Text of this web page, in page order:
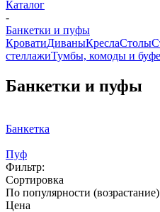
Каталог
-
Банкетки и пуфы
КроватиДиваныКреслаСтолы
стеллажиТумбы, комоды и
Банкетки и пуфы
Банкетка
Пуф
Фильтр:
Сортировка
По популярности (возрастание)
Цена